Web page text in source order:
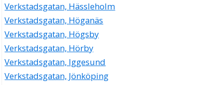
Verkstadsgatan, Hässleholm
Verkstadsgatan, Höganäs
Verkstadsgatan, Högsby
Verkstadsgatan, Hörby
Verkstadsgatan, Iggesund
Verkstadsgatan, Jönköping